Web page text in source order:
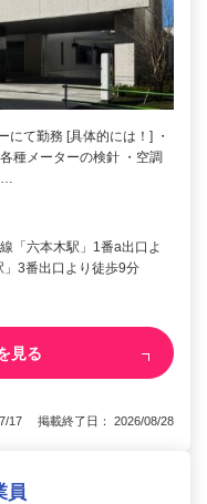
にて勤務 [具体的には！] ・
種メーターの検針 ・空調
…
「六本木駅」1番a出口よ
」3番出口より徒歩9分
見る
17 掲載終了日： 2026/08/28
員